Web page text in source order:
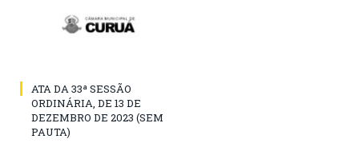
ATA DA 33ª SESSÃO
ORDINÁRIA, DE 13 DE
DEZEMBRO DE 2023 (SEM
PAUTA)